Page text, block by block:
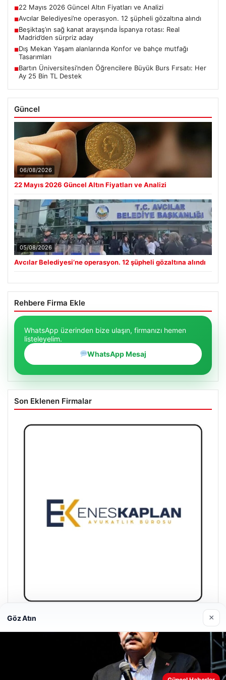
■22 Mayıs 2026 Güncel Altın Fiyatları ve Analizi
■Avcılar Belediyesi’ne operasyon. 12 şüpheli gözaltına alındı
■Beşiktaş’ın sağ kanat arayışında İspanya rotası: Real
Madrid’den sürpriz aday
■Dış Mekan Yaşam alanlarında Konfor ve bahçe mutfağı
Tasarımları
■Bartın Üniversitesi’nden Öğrencilere Büyük Burs Fırsatı: Her
Ay 25 Bin TL Destek
Güncel
06/08/2026
22 Mayıs 2026 Güncel Altın Fiyatları ve Analizi
05/08/2026
Avcılar Belediyesi’ne operasyon. 12 şüpheli gözaltına alındı
Rehbere Firma Ekle
WhatsApp üzerinden bize ulaşın, firmanızı hemen
listeleyelim.
WhatsApp Mesaj
Son Eklenen Firmalar
Enes Kaplan Avukatlık Bürosu
Göz Atın ×